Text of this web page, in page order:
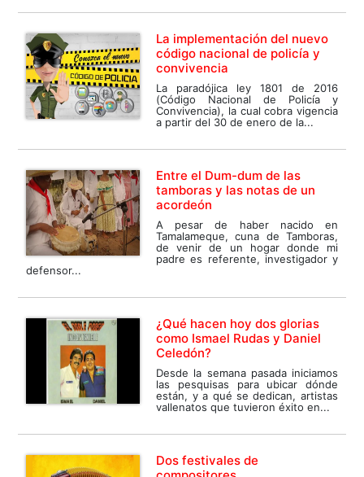
La implementación del nuevo
código nacional de policía y
convivencia
La paradójica ley 1801 de 2016
(Código Nacional de Policía y
Convivencia), la cual cobra vigencia
a partir del 30 de enero de la...
Entre el Dum-dum de las
tamboras y las notas de un
acordeón
A pesar de haber nacido en
Tamalameque, cuna de Tamboras,
de venir de un hogar donde mi
padre es referente, investigador y
defensor...
¿Qué hacen hoy dos glorias
como Ismael Rudas y Daniel
Celedón?
Desde la semana pasada iniciamos
las pesquisas para ubicar dónde
están, y a qué se dedican, artistas
vallenatos que tuvieron éxito en...
Dos festivales de